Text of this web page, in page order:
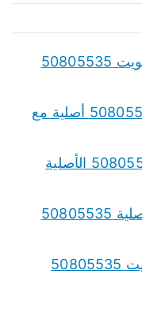
قطع غيار شانجان CHANGAN الكويت 50805535
قطع غيار دومي Domi الكويت 50805535 أصلية مع
قطع غيار جيلي Geely الكويت 50805535 الأصلية
قطع غيار جيتور Jetour بالكويت أصلية 50805535
قطع غيار بايك BAIC الأصلية بالكويت 50805535